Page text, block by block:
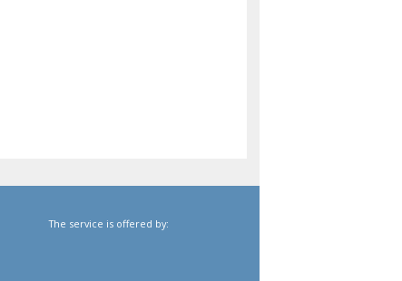
The service is offered by: